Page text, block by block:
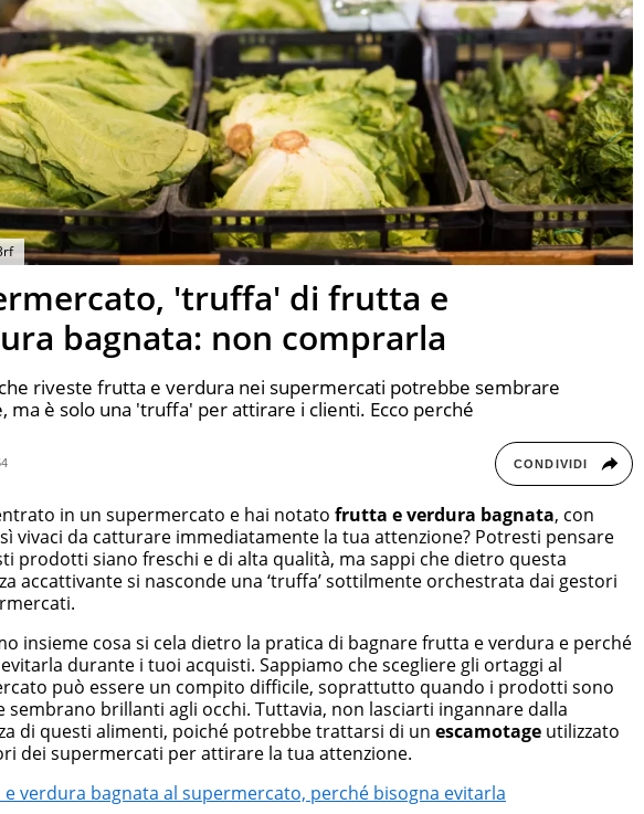
'truffa' di frutta e
bagnata: non comprarla
riveste frutta e verdura nei supermercati potrebbe sembrare
ma è solo una 'truffa' per attirare i clienti. Ecco perché
CONDIVIDI
in un supermercato e hai notato frutta e verdura bagnata, con
vivaci da catturare immediatamente la tua attenzione? Potresti pensare
prodotti siano freschi e di alta qualità, ma sappi che dietro questa
accattivante si nasconde una ‘truffa’ sottilmente orchestrata dai gestori
insieme cosa si cela dietro la pratica di bagnare frutta e verdura e perché
durante i tuoi acquisti. Sappiamo che scegliere gli ortaggi al
può essere un compito difficile, soprattutto quando i prodotti sono
sembrano brillanti agli occhi. Tuttavia, non lasciarti ingannare dalla
di questi alimenti, poiché potrebbe trattarsi di un escamotage utilizzato
dei supermercati per attirare la tua attenzione.
e verdura bagnata al supermercato, perché bisogna evitarla